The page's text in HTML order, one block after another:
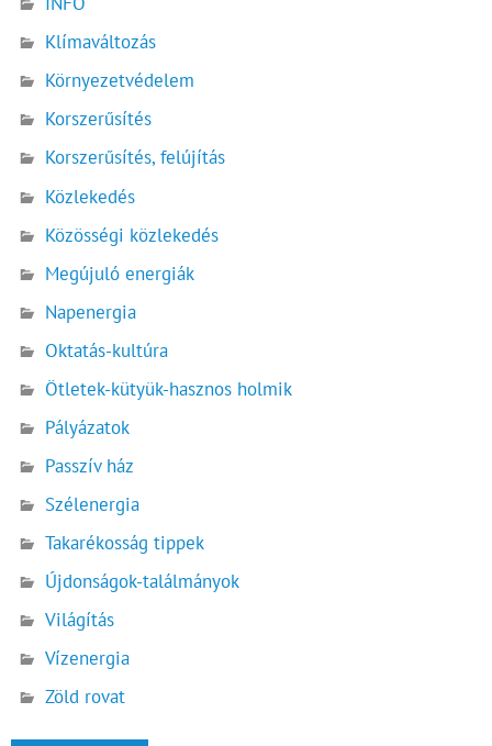
Klímaváltozás
Környezetvédelem
Korszerűsítés
Korszerűsítés, felújítás
Közlekedés
Közösségi közlekedés
Megújuló energiák
Napenergia
Oktatás-kultúra
Ötletek-kütyük-hasznos holmik
Pályázatok
Passzív ház
Szélenergia
Takarékosság tippek
Újdonságok-találmányok
Világítás
Vízenergia
Zöld rovat